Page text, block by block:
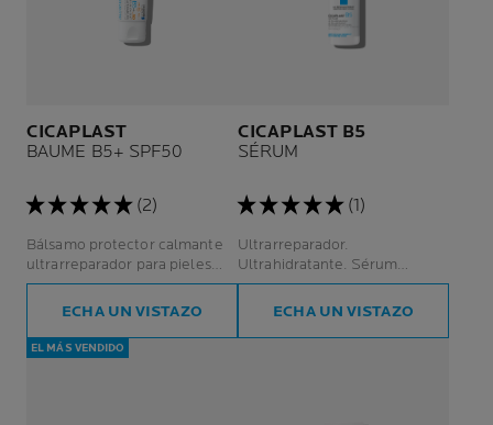
CICAPLAST
BAUME B5+ SPF50
(2)
Bálsamo protector calmante
ultrarreparador para pieles
irritadas o fragilizadas
expuestas diariamente a los
ECHA UN VISTAZO
CICAPLAST B5
SÉRUM
(1)
Ultrarreparador.
Ultrahidratante. Sérum
protector diário.
ECHA UN VISTAZO
EL MÁS VENDIDO